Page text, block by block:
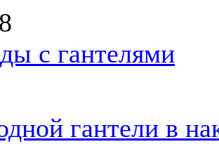
с гантелями
гантели в